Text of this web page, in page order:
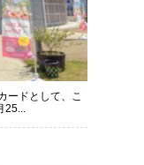
ードとして、こ
25...